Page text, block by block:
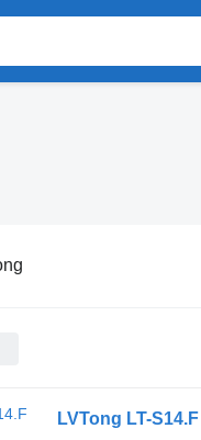
LVTong LT-S14.F